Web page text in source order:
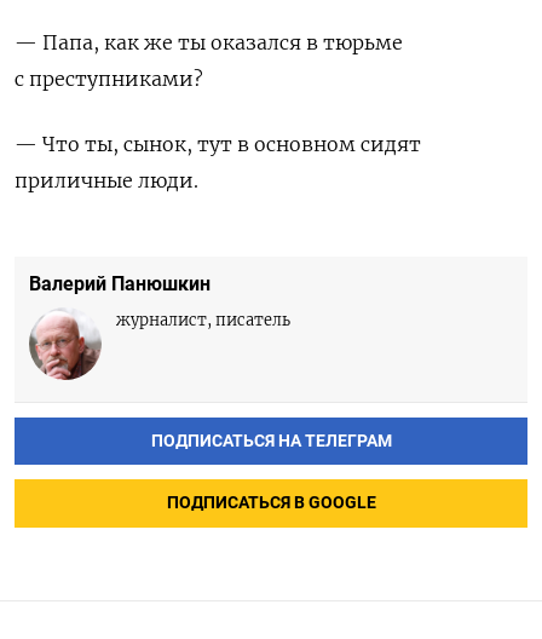
— Папа, как же ты оказался в тюрьме
с преступниками?
— Что ты, сынок, тут в основном сидят
приличные люди.
Валерий Панюшкин
журналист, писатель
ПОДПИСАТЬСЯ НА ТЕЛЕГРАМ
ПОДПИСАТЬСЯ В GOOGLE